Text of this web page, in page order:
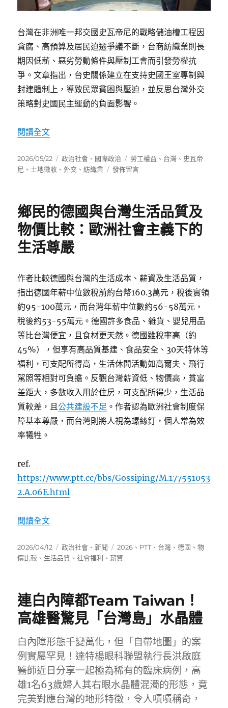
台灣在非洲唯一邦交國史瓦帝尼的戰略儲油槽工程因
貪腐、高預算及居民迫遷爭議不斷，台商紡織業則長
期因低薪、惡劣勞動條件與壓制工會而引發勞權抗
爭。文章指出，台史關係建立在支持史國王室專制與
封建體制上，導致民眾貧困與壓迫，並反思台灣外交
策略對史國民主運動的負面影響。
閱讀全文〈「民主台灣」與「血汗台灣」之間，台灣如
發
佈
2026/05/22
分
類
政治社會 、 國際政治
標
籤
勞工權益 、 台灣 、 史瓦帝
尼 、 土地徵收 、外交 、紡織業
在
灣」
與
「血
之
台
灣
如
對
待
史
帝
尼?
|
Bloom
發佈留言
鄉民的德國與台灣生活品質及
物價比較：歐洲社會主義下的
生活尊嚴
作者比較德國與台灣的生活成本、薪資及生活品質，
指出德國年薪中位數稅前約台幣160.3萬元，稅後實領
約95-100萬元，而台灣年薪中位數約56-58萬元，
稅後約53-55萬元。德國許多食品、雜貨、嬰兒用品
等比台灣便宜，且食材更天然。德國雖稅率高（約
45%），但享有高品質基建、食品安全、30天特休等
福利，可支配所得高，生活休閒活動如高爾夫、飛行
駕照等相對可負擔。反觀台灣薪資低、物價高，貧富
差距大，多數收入用於住房，可支配所得少，生活品
質較差，且公共建設不足 。作者認為歐洲社會制度保
障基本尊嚴，而台灣則將人視為螺絲釘，個人常為效
率犧牲。
ref.
https://www.ptt.cc/bbs/Gossiping/M.177551053
2.A.06E.html
閱讀全文〈鄉民的德國與台灣生活品質及物價比較：歐洲
發
佈
2026/04/12
分
類
政治社會 、新聞
標
籤
2026 、 PTT、 台灣 、德國 、物
價比較 、 生活品質 、社會福利 、薪資
連白內障都Team Taiwan！
高雄醫驚見「台灣島」水晶體
白內障形態千變萬化，但「自帶地圖」的案
例實屬罕見！達特楊眼科聯盟執行長洪啟庭
醫師近日分享一起極為稀有的臨床病例，高
雄1名63歲婦人其右眼水晶體混濁的形態，竟
完美對應台灣的地形特徵，令人嘖嘖稱奇，